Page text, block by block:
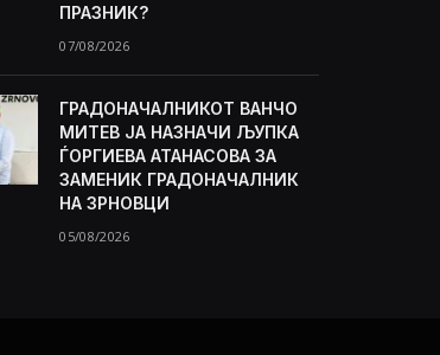
ПРАЗНИК?
07/08/2026
ГРАДОНАЧАЛНИКОТ ВАНЧО
МИТЕВ ЈА НАЗНАЧИ ЉУПКА
ЃОРГИЕВА АТАНАСОВА ЗА
ЗАМЕНИК ГРАДОНАЧАЛНИК
НА ЗРНОВЦИ
05/08/2026